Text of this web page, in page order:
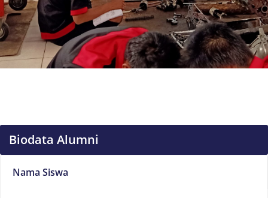
Biodata Alumni
Nama Siswa